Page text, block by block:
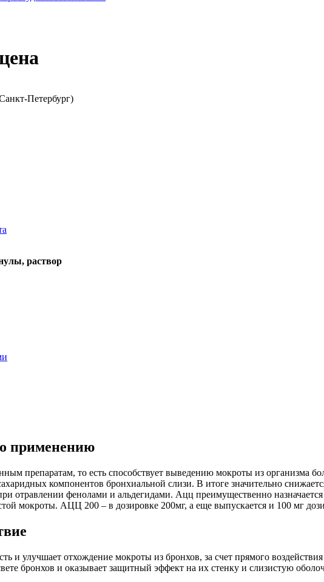
Петербург)
раствор
применению
препаратам, то есть способствует выведению мокроты из организма
компонентов бронхиальной слизи. В итоге значительно
отравлении фенолами и альдегидами. Ацц преимущественно
мокроты. АЦЦ 200 – в дозировке 200мг, а еще выпускается и 100 мг
и улучшает отхождение мокроты из бронхов, за счет прямого
бронхов и оказывает защитный эффект на их стенку и слизистую